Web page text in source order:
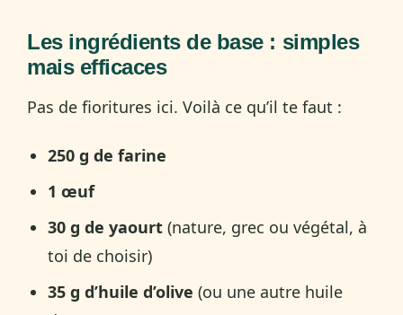
Les ingrédients de base : simples
mais efficaces
Pas de fioritures ici. Voilà ce qu’il te faut :
250 g de farine
1 œuf
30 g de yaourt (nature, grec ou végétal, à
toi de choisir)
35 g d’huile d’olive (ou une autre huile